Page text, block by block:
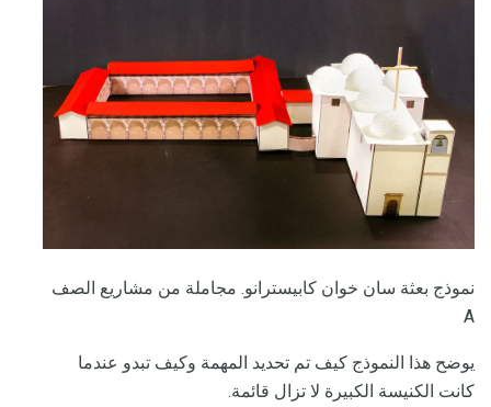
نموذج بعثة سان خوان كابيسترانو. مجاملة من مشاريع الصف
A
يوضح هذا النموذج كيف تم تحديد المهمة وكيف تبدو عندما
كانت الكنيسة الكبيرة لا تزال قائمة.